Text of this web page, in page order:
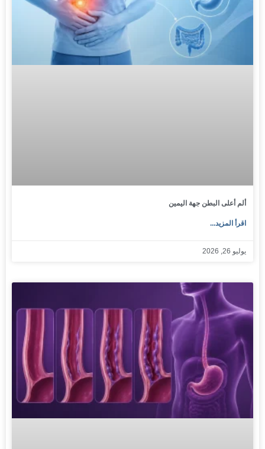
ألم أعلى البطن جهة اليمين
اقرأ المزيد...
يوليو 26, 2026